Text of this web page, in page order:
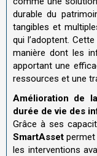
durable du
tangibles et
qui l’adoptent.
manière dont les
apportant une
ressources et une
Amélioration de
durée de vie des
Grâce à ses
SmartAssetpermet
les interventions